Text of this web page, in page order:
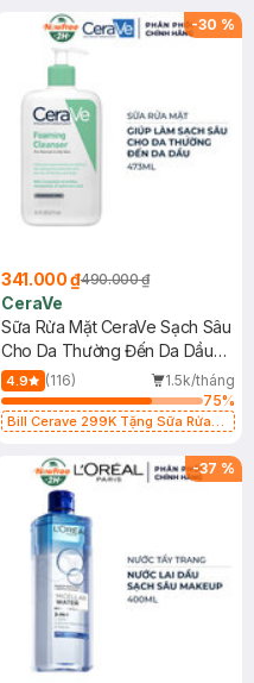
-30 %
341.000 ₫490.000 ₫
CeraVe
Sữa Rửa Mặt CeraVe Sạch Sâu
Cho Da Thường Đến Da Dầu
473ml
4.9 (116)
1.5k/tháng
75%
Bill Cerave 299K Tặng Sữa Rửa
-37 %